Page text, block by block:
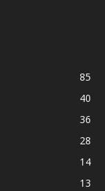
85
40
36
28
14
13